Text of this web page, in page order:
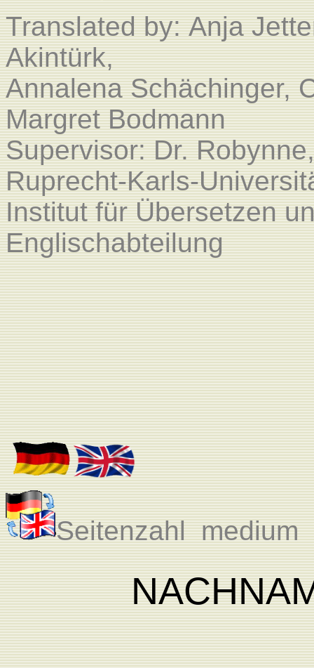
Translated by: Anja
Akintürk,
Annalena Schächinger,
Margret Bodmann
Supervisor: Dr.
Ruprecht-Karls-
Institut für Übersetzen
Englischabteilung
Seitenzahl